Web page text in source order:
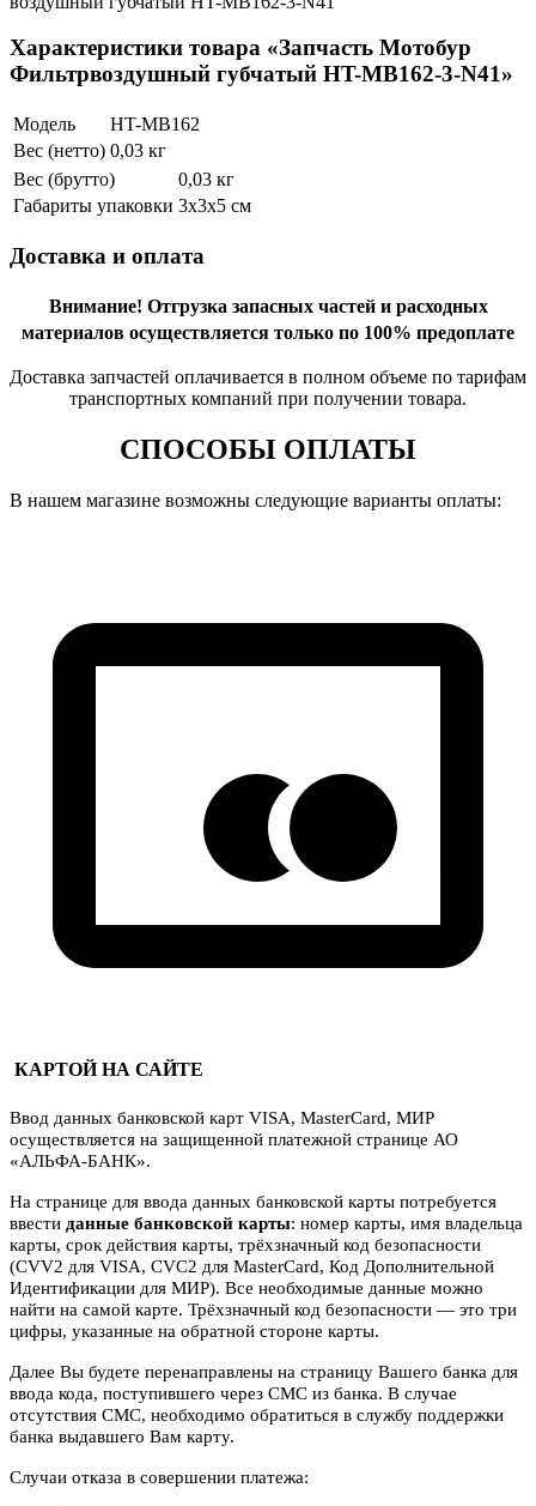
Характеристики товара «Запчасть Мотобур
Фильтрвоздушный губчатый HT-MB162-3-N41»
Модель
HT-MB162
Вес (нетто) 0,03 кг
Вес (брутто)
0,03 кг
Габариты упаковки 3х3х5 см
Доставка и оплата
Внимание! Отгрузка запасных частей и расходных
материалов осуществляется только по 100% предоплате
Доставка запчастей оплачивается в полном объеме по тарифам
транспортных компаний при получении товара.
СПОСОБЫ ОПЛАТЫ
В нашем магазине возможны следующие варианты оплаты:
КАРТОЙ НА САЙТЕ
Ввод данных банковской карт VISA, MasterCard, МИР
осуществляется на защищенной платежной странице АО
«АЛЬФА-БАНК».
На странице для ввода данных банковской карты потребуется
ввести данные банковской карты: номер карты, имя владельца
карты, срок действия карты, трёхзначный код безопасности
(CVV2 для VISA, CVC2 для MasterCard, Код Дополнительной
Идентификации для МИР). Все необходимые данные можно
найти на самой карте. Трёхзначный код безопасности — это три
цифры, указанные на обратной стороне карты.
Далее Вы будете перенаправлены на страницу Вашего банка для
ввода кода, поступившего через СМС из банка. В случае
отсутствия СМС, необходимо обратиться в службу поддержки
банка выдавшего Вам карту.
Случаи отказа в совершении платежа: